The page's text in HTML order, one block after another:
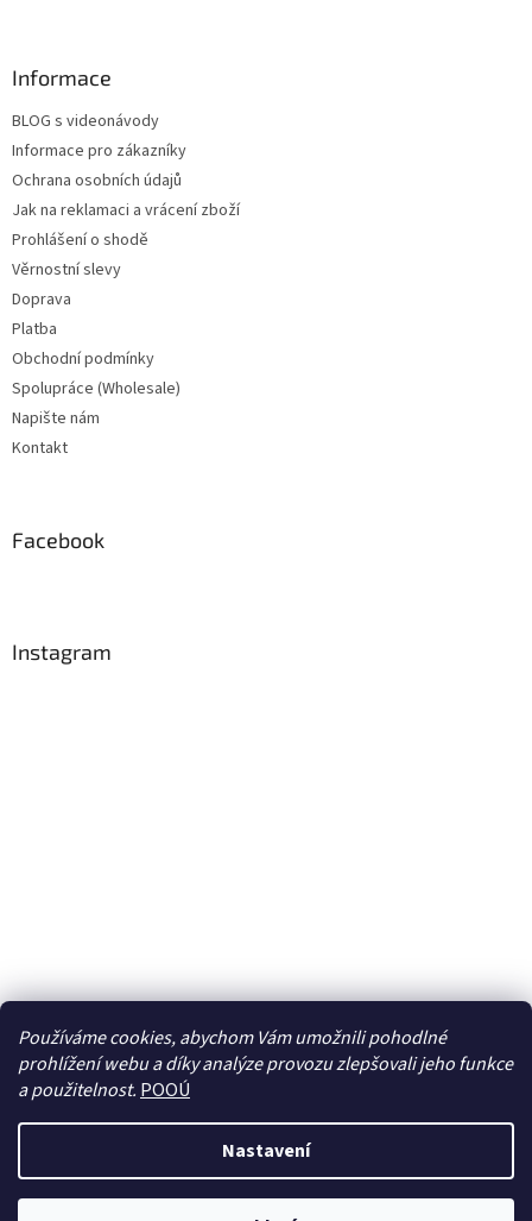
Používáme cookies, abychom Vám umožnili pohodlné
prohlížení webu a díky analýze provozu zlepšovali jeho funkce
a použitelnost. POOÚ
Nastavení
Informace
BLOG s videonávody
Informace pro zákazníky
Ochrana osobních údajů
Jak na reklamaci a vrácení zboží
Prohlášení o shodě
Věrnostní slevy
Doprava
Platba
Obchodní podmínky
Spolupráce (Wholesale)
Napište nám
Kontakt
Facebook
Instagram
Sledovat na Instagramu
Vytvořil Shoptet